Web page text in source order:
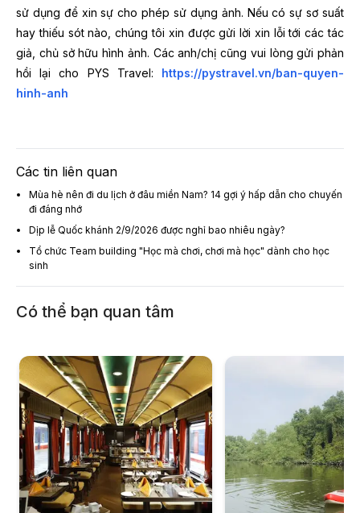
sử dụng để xin sự cho phép sử dụng ảnh. Nếu có sự sơ suất
hay thiếu sót nào, chúng tôi xin được gửi lời xin lỗi tới các tác
giả, chủ sở hữu hình ảnh. Các anh/chị cũng vui lòng gửi phản
hồi lại cho PYS Travel: https://pystravel.vn/ban-quyen-
hinh-anh
Các tin liên quan
Mùa hè nên đi du lịch ở đâu miền Nam? 14 gợi ý hấp dẫn cho chuyến
đi đáng nhớ
Dịp lễ Quốc khánh 2/9/2026 được nghỉ bao nhiêu ngày?
Tổ chức Team building "Học mà chơi, chơi mà học" dành cho học
sinh
Có thể bạn quan tâm